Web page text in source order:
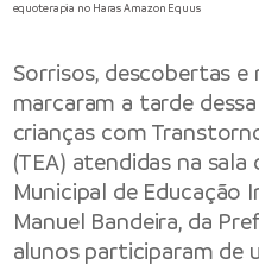
equoterapia no Haras Amazon Equus
Sorrisos, descobertas
marcaram a tarde
crianças com
(TEA) atendidas na
Municipal de Educação
Manuel Bandeira, da
alunos participaram de